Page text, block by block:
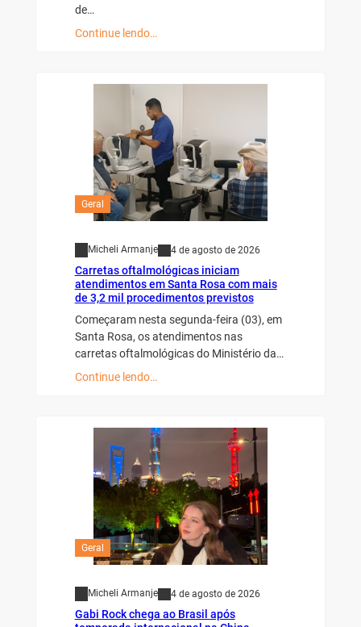
de…
Continue lendo…
Geral
Micheli Armanje 4 de agosto de 2026
Carretas oftalmológicas iniciam
atendimentos em Santa Rosa com mais
de 3,2 mil procedimentos previstos
Começaram nesta segunda-feira (03), em
Santa Rosa, os atendimentos nas
carretas oftalmológicas do Ministério da…
Continue lendo…
Geral
Micheli Armanje 4 de agosto de 2026
Gabi Rock chega ao Brasil após